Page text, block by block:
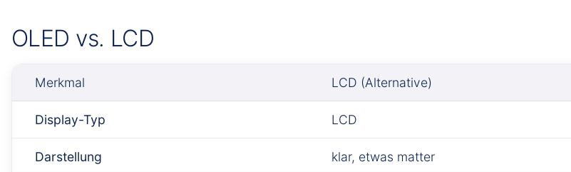
OLED vs. LCD
Merkmal LCD (Alternative)
Display-Typ LCD
Darstellung klar, etwas matter